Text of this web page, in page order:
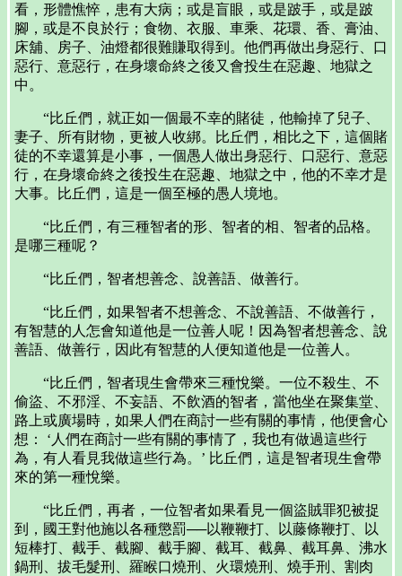
看，形體憔悴，患有大病；或是盲眼，或是跛手，或是跛
腳，或是不良於行；食物、衣服、車乘、花環、香、膏油、
床舖、房子、油燈都很難賺取得到。他們再做出身惡行、口
惡行、意惡行，在身壞命終之後又會投生在惡趣、地獄之
中。
“比丘們，就正如一個最不幸的賭徒，他輸掉了兒子、
妻子、所有財物，更被人收綁。比丘們，相比之下，這個賭
徒的不幸還算是小事，一個愚人做出身惡行、口惡行、意惡
行，在身壞命終之後投生在惡趣、地獄之中，他的不幸才是
大事。比丘們，這是一個至極的愚人境地。
“比丘們，有三種智者的形、智者的相、智者的品格。
是哪三種呢？
“比丘們，智者想善念、說善語、做善行。
“比丘們，如果智者不想善念、不說善語、不做善行，
有智慧的人怎會知道他是一位善人呢！因為智者想善念、說
善語、做善行，因此有智慧的人便知道他是一位善人。
“比丘們，智者現生會帶來三種悅樂。一位不殺生、不
偷盜、不邪淫、不妄語、不飲酒的智者，當他坐在聚集堂、
路上或廣場時，如果人們在商討一些有關的事情，他便會心
想： ‘人們在商討一些有關的事情了，我也有做過這些行
為，有人看見我做這些行為。’ 比丘們，這是智者現生會帶
來的第一種悅樂。
“比丘們，再者，一位智者如果看見一個盜賊罪犯被捉
到，國王對他施以各種懲罰──以鞭鞭打、以藤條鞭打、以
短棒打、截手、截腳、截手腳、截耳、截鼻、截耳鼻、沸水
鍋刑、拔毛髮刑、羅睺口燒刑、火環燒刑、燒手刑、割肉